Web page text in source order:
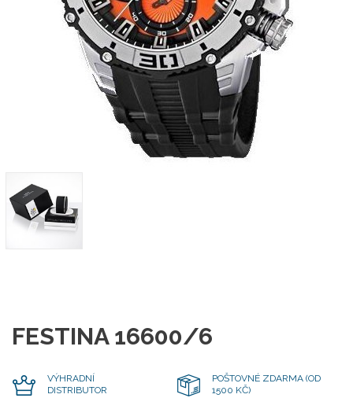
FESTINA 16600/6
VÝHRADNÍ
DISTRIBUTOR
POŠTOVNÉ ZDARMA (OD
1500 KČ)